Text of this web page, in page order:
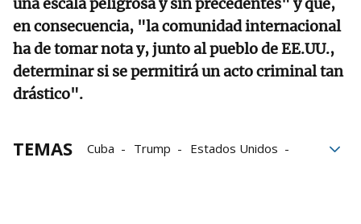
una escala peligrosa y sin precedentes" y que,
en consecuencia, "la comunidad internacional
ha de tomar nota y, junto al pueblo de EE.UU.,
determinar si se permitirá un acto criminal tan
drástico".
TEMAS Cuba Trump
Estados Unidos